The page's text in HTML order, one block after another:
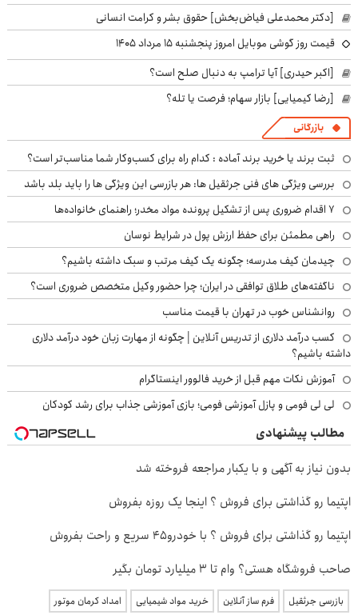
[دکتر محمدعلی فیاض‌بخش] حقوق بشر و کرامت انسانی
قیمت روز گوشی موبایل امروز پنجشنبه ۱۵ مرداد ۱۴۰۵
[اکبر حیدری] آیا ترامپ به دنبال صلح است؟
[رضا کیمیایی] بازار سهام؛ فرصت یا تله؟
بازرگانی
ثبت برند یا خرید برند آماده : کدام راه برای کسب‌وکار شما مناسب‌تر است؟
بررسی ویژگی های فنی جرثقیل ها: هر بازرسی این ویژگی ها را باید بلد باشد
۷ اقدام ضروری پس از تشکیل پرونده مواد مخدر؛ راهنمای خانواده‌ها
راهی مطمئن برای حفظ ارزش پول در شرایط نوسان
چیدمان کیف مدرسه؛ چگونه یک کیف مرتب و سبک داشته باشیم؟
ناگفته‌های طلاق توافقی در ایران؛ چرا حضور وکیل متخصص ضروری است؟
روانشناس خوب در تهران با قیمت مناسب
کسب درآمد دلاری از تدریس آنلاین | چگونه از مهارت زبان خود درآمد دلاری
داشته باشیم؟
آموزش نکات مهم قبل از خرید فالوور اینستاگرام
لی لی فومی و پازل آموزشی فومی؛ بازی آموزشی جذاب برای رشد کودکان
مطالب پیشنهادی
بدون نیاز به آگهی و با یکبار مراجعه فروخته شد
اپتیما رو گذاشتی برای فروش ؟ اینجا یک روزه بفروش
اپتیما رو گذاشتی برای فروش ؟ با خودرو45 سریع و راحت بفروش
صاحب فروشگاه هستی؟ وام تا ۳ میلیارد تومان بگیر
بازرسی جرثقیل فرم ساز آنلاین خرید مواد شیمیایی امداد کرمان موتور